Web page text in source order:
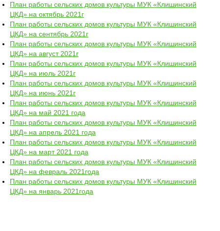
План работы сельских домов культуры МУК «Клишинский
ЦКД» на октябрь 2021г
План работы сельских домов культуры МУК «Клишинский
ЦКД» на сентябрь 2021г
План работы сельских домов культуры МУК «Клишинский
ЦКД» на август 2021г
План работы сельских домов культуры МУК «Клишинский
ЦКД» на июль 2021г
План работы сельских домов культуры МУК «Клишинский
ЦКД» на июнь 2021г
План работы сельских домов культуры МУК «Клишинский
ЦКД» на май 2021 года
План работы сельских домов культуры МУК «Клишинский
ЦКД» на апрель 2021 года
План работы сельских домов культуры МУК «Клишинский
ЦКД» на март 2021 года
План работы сельских домов культуры МУК «Клишинский
ЦКД» на февраль 2021года
План работы сельских домов культуры МУК «Клишинский
ЦКД» на январь 2021года